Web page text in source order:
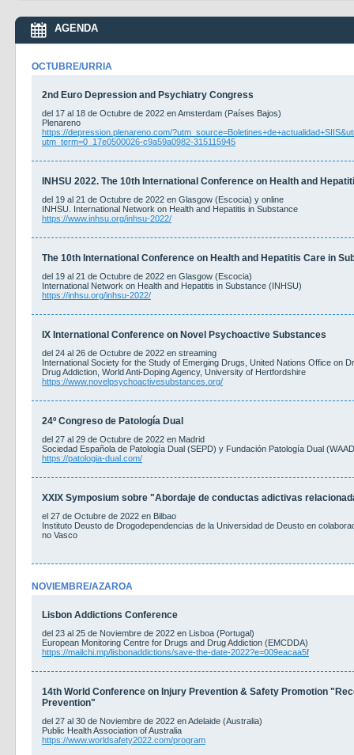
AGENDA
OCTUBRE/URRIA
2nd Euro Depression and Psychiatry Congress
del 17 al 18 de Octubre de 2022 en Amsterdam (Países Bajos)
Plenareno
https://depression.plenareno.com/
utm_term=0_17e0500026-c9a59a0982-315115945
INHSU 2022. The 10th International Conference on Health and
del 19 al 21 de Octubre de 2022 en Glasgow (Escocia) y online
INHSU. International Network on Health and Hepatitis in Substance
https://www.inhsu.org/inhsu-2022/
The 10th International Conference on Health and Hepatitis Care in
del 19 al 21 de Octubre de 2022 en Glasgow (Escocia)
International Network on Health and Hepatitis in Substance (INHSU)
https://inhsu.org/inhsu-2022/
IX International Conference on Novel Psychoactive Substances
del 24 al 26 de Octubre de 2022 en streaming
International Society for the Study of Emerging Drugs, United Nations Office on
Drug Addiction, World Anti-Doping Agency, University of Hertfordshire
https://www.novelpsychoactivesubstances.org/
24º Congreso de Patología Dual
del 27 al 29 de Octubre de 2022 en Madrid
Sociedad Española de Patología Dual (SEPD) y Fundación Patología Dual
https://patologia-dual.com/
XXIX Symposium sobre "Abordaje de conductas adictivas
el 27 de Octubre de 2022 en Bilbao
Instituto Deusto de Drogodependencias de la Universidad de Deusto en
no Vasco
NOVIEMBRE/AZAROA
Lisbon Addictions Conference
del 23 al 25 de Noviembre de 2022 en Lisboa (Portugal)
European Monitoring Centre for Drugs and Drug Addiction (EMCDDA)
https://mailchi.mp/lisbonaddictions/save-the-date-2022?e=009eacaa5f
14th World Conference on Injury Prevention & Safety Promotion
Prevention"
del 27 al 30 de Noviembre de 2022 en Adelaide (Australia)
Public Health Association of Australia
https://www.worldsafety2022.com/program